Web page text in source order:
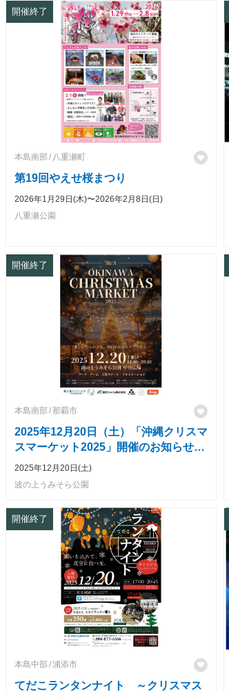
開催終了
本島南部 八重瀬町
第19回やえせ桜まつり
2026年1月29日(木)〜2026年2月8日(日)
八重瀬公園
開催終了
本島南部 那覇市
2025年12月20日（土）「沖縄クリスマ
スマーケット2025」開催のお知らせ
（波の上うみそら公園）
2025年12月20日(土)
波の上うみそら公園
開催終了
本島中部 浦添市
てだこランタンナイト ～クリスマス